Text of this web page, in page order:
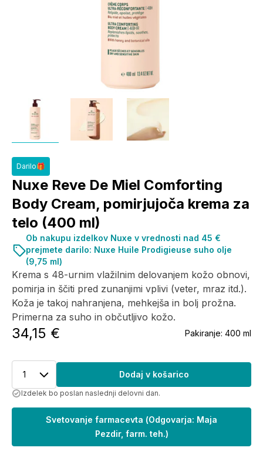
Darilo🎁
Nuxe Reve De Miel Comforting
Body Cream, pomirjujoča krema za
telo (400 ml)
Krema s 48-urnim vlažilnim delovanjem kožo obnovi,
pomirja in ščiti pred zunanjimi vplivi (veter, mraz itd.).
Koža je takoj nahranjena, mehkejša in bolj prožna.
Primerna za suho in občutljivo kožo.
34,15 € Pakiranje: 400 ml
Ob nakupu izdelkov Nuxe v vrednosti nad 45 €
prejmete darilo: Nuxe Huile Prodigieuse suho olje
(9,75 ml)
1 Dodaj v košarico
Izdelek bo poslan naslednji delovni dan.
Svetovanje farmacevta (Odgovarja: Maja
Pezdir, farm. teh.)